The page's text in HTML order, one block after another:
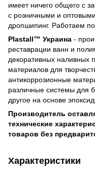
имеет ничего общего с
с розничными и
дропшипинг. Работаем
Plastall™ Украина -
реставрации ванн и
декоративных наливных
материалов для
антикоррозионные
различные системы для
другое на основе
Производитель
технические
товаров без
Характеристики